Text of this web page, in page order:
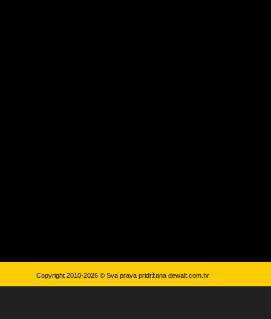
Copyright 2010-2026 © Sva prava pridržana dewalt.com.hr